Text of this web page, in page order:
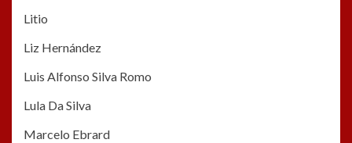
Litio
Liz Hernández
Luis Alfonso Silva Romo
Lula Da Silva
Marcelo Ebrard